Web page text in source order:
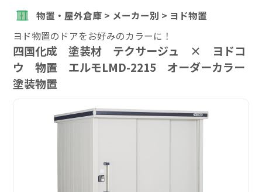
物置・屋外倉庫 > メーカー別 > ヨド物置
ヨド物置のドアをお好みのカラーに！
四国化成 塗装材 テクサージュ × ヨドコ
ウ 物置 エルモLMD-2215 オーダーカラー
塗装物置